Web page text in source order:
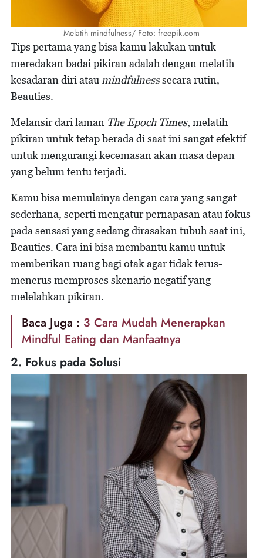
Melatih mindfulness/ Foto: freepik.com
Tips pertama yang bisa kamu lakukan untuk
meredakan badai pikiran adalah dengan melatih
kesadaran diri atau mindfulnesssecara rutin,
Beauties.
Melansir dari laman The Epoch Times, melatih
pikiran untuk tetap berada di saat ini sangat efektif
untuk mengurangi kecemasan akan masa depan
yang belum tentu terjadi.
Kamu bisa memulainya dengan cara yang sangat
sederhana, seperti mengatur pernapasan atau fokus
pada sensasi yang sedang dirasakan tubuh saat ini,
Beauties. Cara ini bisa membantu kamu untuk
memberikan ruang bagi otak agar tidak terus-
menerus memproses skenario negatif yang
melelahkan pikiran.
Baca Juga : 3 Cara Mudah Menerapkan
Mindful Eating dan Manfaatnya
2. Fokus pada Solusi